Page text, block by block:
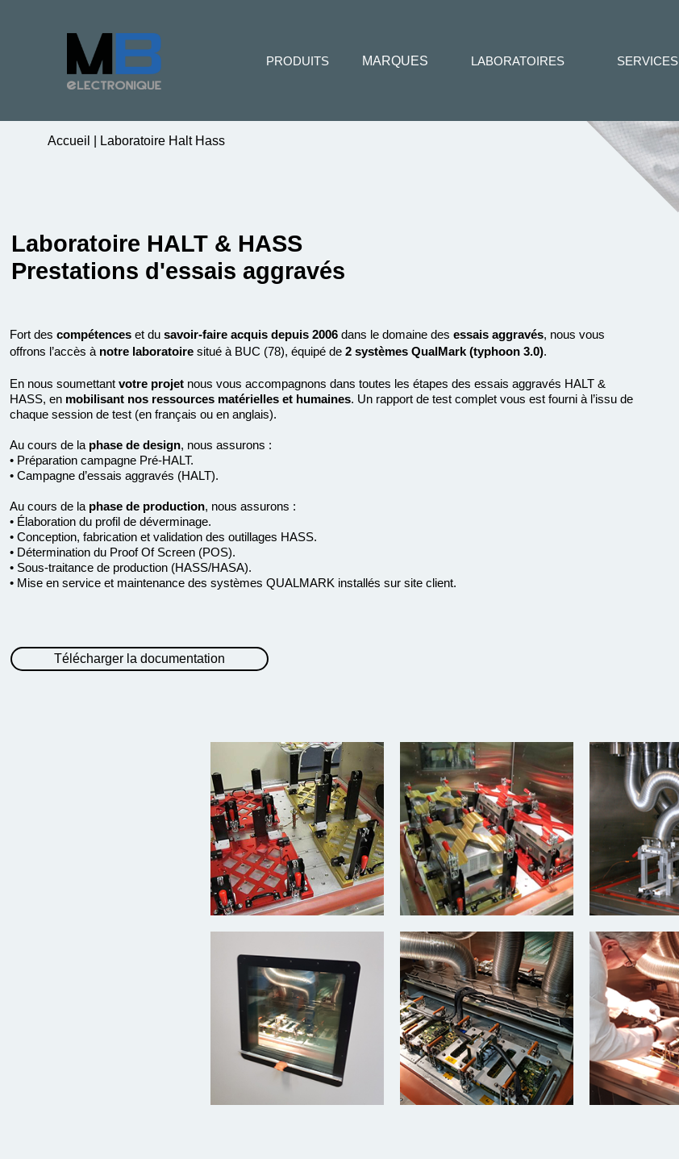
Accueil Laboratoire Halt Hass
Laboratoire HALT & HASS
Prestations d'essais aggravés
Fort des compétenceset du savoir-faire acquis depuis 2006dans le domaine des essais aggravés, nous vous
offrons l’accès à notre laboratoiresitué à BUC (78), équipé de 2 systèmes QualMark (typhoon 3.0).
En nous soumettant votre projetnous vous accompagnons dans toutes les étapes des essais aggravés HALT &
HASS, en mobilisant nos ressources matérielles et humaines. Un rapport de test complet vous est fourni à l’issu de
chaque session de test (en français ou en anglais).
Au cours de la phase de design, nous assurons :
• Préparation campagne Pré-HALT.
• Campagne d’essais aggravés (HALT).
Au cours de la phase de production, nous assurons :
• Élaboration du profil de déverminage.
• Conception, fabrication et validation des outillages HASS.
• Détermination du Proof Of Screen (POS).
• Sous-traitance de production (HASS/HASA).
• Mise en service et maintenance des systèmes QUALMARK installés sur site client.
Télécharger la documentation
PRODUITS MARQUES LABORATOIRES SERVICES